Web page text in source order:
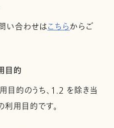
い合わせはこちらからご
目的
目的のうち、1.2 を除き当
用目的です。